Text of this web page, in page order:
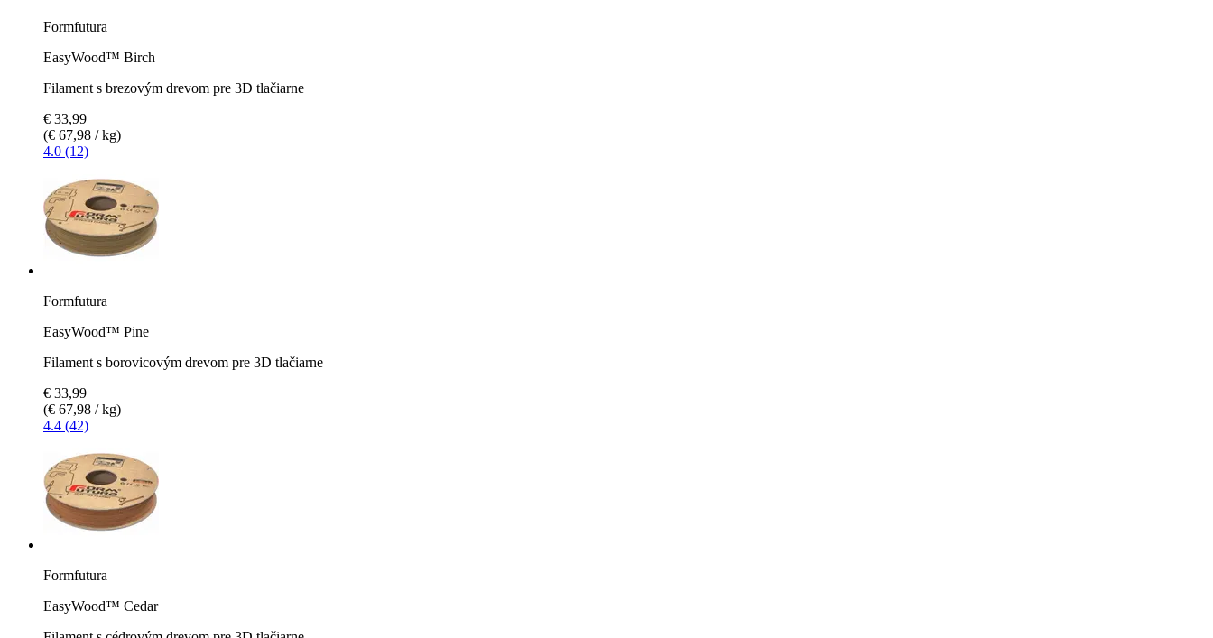
Formfutura
EasyWood™ Birch
Filament s brezovým drevom pre 3D tlačiarne
€ 33,99
(€ 67,98 / kg)
4.0 (12)
Formfutura
EasyWood™ Pine
Filament s borovicovým drevom pre 3D tlačiarne
€ 33,99
(€ 67,98 / kg)
4.4 (42)
Formfutura
EasyWood™ Cedar